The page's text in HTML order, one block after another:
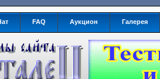
FAQ Аукцион Галерея